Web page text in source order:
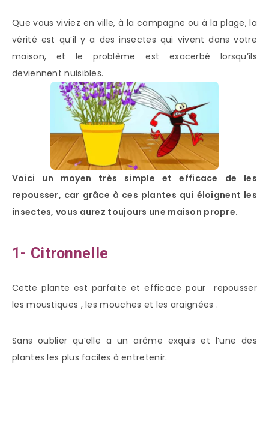
Que vous viviez en ville, à la campagne ou à la plage, la
vérité est qu’il y a des insectes qui vivent dans votre
maison, et le problème est exacerbé lorsqu’ils
deviennent nuisibles.
Voici un moyen très simple et efficace de les
repousser, car grâce à ces plantes qui éloignent les
insectes, vous aurez toujours une maison propre.
1- Citronnelle
Cette plante est parfaite et efficace pour repousser
les moustiques , les mouches et les araignées .
Sans oublier qu’elle a un arôme exquis et l’une des
plantes les plus faciles à entretenir.